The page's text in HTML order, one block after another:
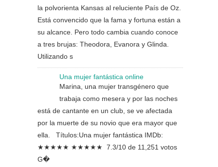
la polvorienta Kansas al reluciente País de Oz.
Está convencido que la fama y fortuna están a
su alcance. Pero todo cambia cuando conoce
a tres brujas: Theodora, Evanora y Glinda.
Utilizando s
Una mujer fantástica online
Marina, una mujer transgénero que
trabaja como mesera y por las noches
está de cantante en un club, se ve afectada
por la muerte de su novio que era mayor que
ella. Títulos:Una mujer fantástica IMDb:
★★★★★ ★★★★★ 7.3/10 de 11,251 votos
G�